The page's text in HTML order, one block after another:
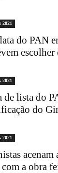
2021
do PAN
escolher
2021
de lista do
do
2021
acenam
a obra